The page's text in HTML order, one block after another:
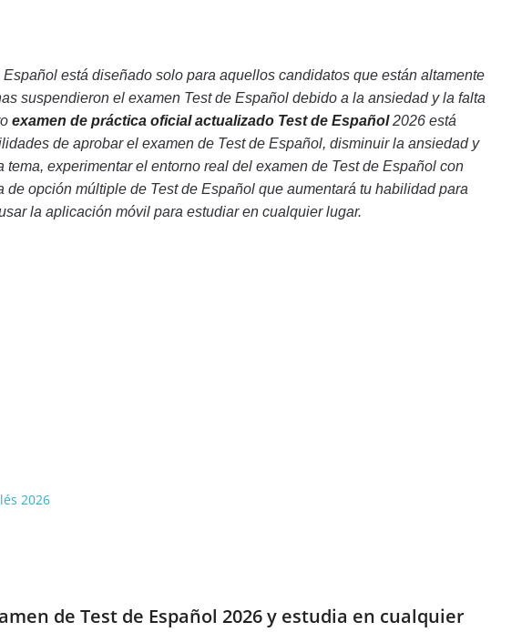
está diseñado solo para aquellos candidatos que están altamente
suspendieron el examen Test de Español debido a la ansiedad y la falta
examen de práctica oficial actualizado Test de Español2026 está
de aprobar el examen de Test de Español, disminuir la ansiedad y
experimentar el entorno real del examen de Test de Español con
de opción múltiple de Test de Español que aumentará tu habilidad para
la aplicación móvil para estudiar en cualquier lugar.
2026
de Test de Español 2026 y estudia en cualquier